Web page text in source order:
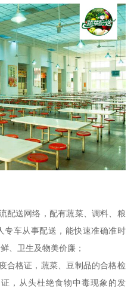
配送网络，配有蔬菜、调料、粮
专车从事配送，能快速准确准时
、卫生及物美价廉；
合格证，蔬菜、豆制品的合格检
，从头杜绝食物中毒现象的发